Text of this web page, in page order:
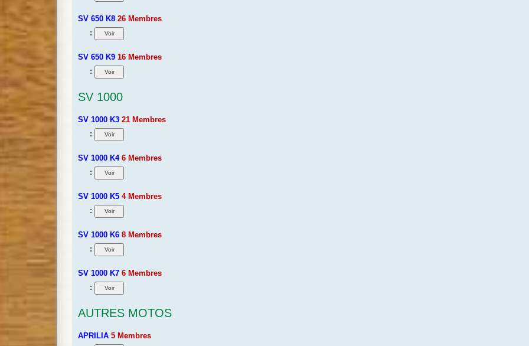
SV 650 K8 26 Membres
:
SV 650 K9 16 Membres
:
SV 1000
SV 1000 K3 21 Membres
:
SV 1000 K46 Membres
:
SV 1000 K5 4 Membres
:
SV 1000 K6 8 Membres
:
SV 1000 K7 6 Membres
:
AUTRES MOTOS
APRILIA 5 Membres